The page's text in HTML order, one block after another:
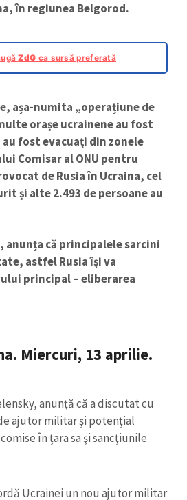
în regiunea Belgorod.
ZdG ca sursă preferată
așa-numita „operațiune de
orașe ucrainene au fost
fost evacuați din zonele
Comisar al ONU pentru
de Rusia în Ucraina, cel
și alte 2.493 de persoane au
că principalele sarcini
astfel Rusia își va
principal – eliberarea
Miercuri, 13 aprilie.
anunță că a discutat cu
ajutor militar şi potenţial
în ţara sa şi sancţiunile
Ucrainei un nou ajutor militar
imagine